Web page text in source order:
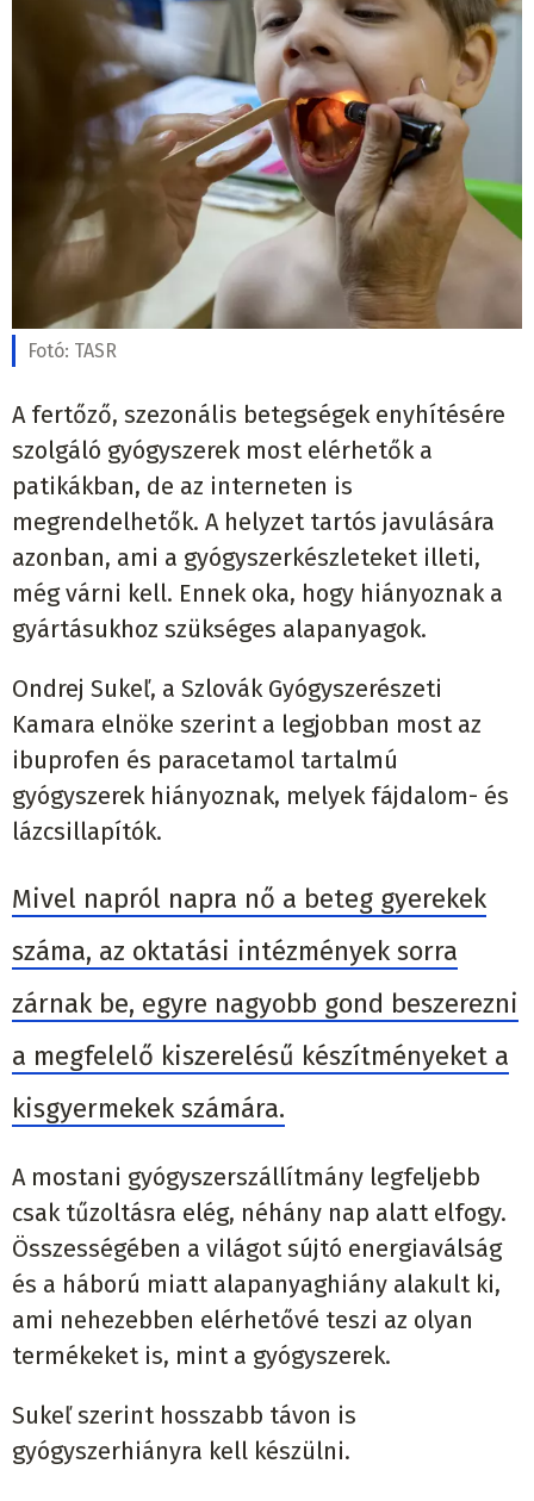
Fotó: TASR
A fertőző, szezonális betegségek enyhítésére
szolgáló gyógyszerek most elérhetők a
patikákban, de az interneten is
megrendelhetők. A helyzet tartós javulására
azonban, ami a gyógyszerkészleteket illeti,
még várni kell. Ennek oka, hogy hiányoznak a
gyártásukhoz szükséges alapanyagok.
Ondrej Sukeľ, a Szlovák Gyógyszerészeti
Kamara elnöke szerint a legjobban most az
ibuprofen és paracetamol tartalmú
gyógyszerek hiányoznak, melyek fájdalom- és
lázcsillapítók.
Mivel napról napra nő a beteg gyerekek
száma, az oktatási intézmények sorra
zárnak be, egyre nagyobb gond beszerezni
a megfelelő kiszerelésű készítményeket a
kisgyermekek számára.
A mostani gyógyszerszállítmány legfeljebb
csak tűzoltásra elég, néhány nap alatt elfogy.
Összességében a világot sújtó energiaválság
és a háború miatt alapanyaghiány alakult ki,
ami nehezebben elérhetővé teszi az olyan
termékeket is, mint a gyógyszerek.
Sukeľ szerint hosszabb távon is
gyógyszerhiányra kell készülni.